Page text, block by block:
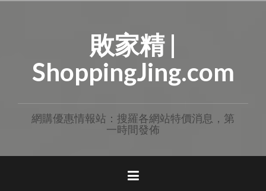
敗家精 |
ShoppingJing.com
網購優惠情報站：搜羅各網站特價消息，第
一時間發佈